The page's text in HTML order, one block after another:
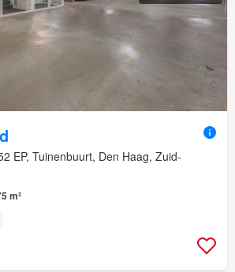
EP, Tuinenbuurt, Den Haag, Zuid-
m²